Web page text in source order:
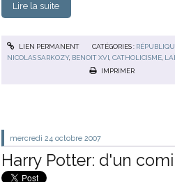
Lire la suite
LIEN PERMANENT CATÉGORIES :
NICOLAS SARKOZY, BENOIT XVI,CATHOLICISME,
IMPRIMER
mercredi 24 octobre 2007
Harry Potter: d'un